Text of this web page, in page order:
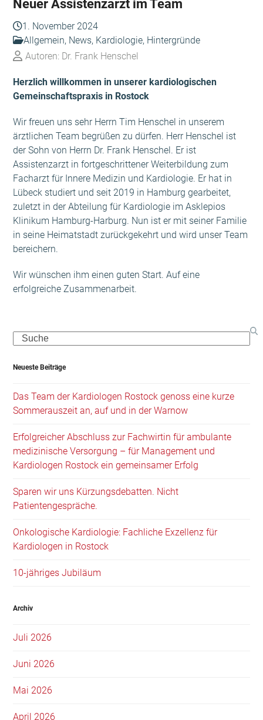
Neuer Assistenzarzt im Team
1. November 2024
Allgemein, News, Kardiologie, Hintergründe
Autoren: Dr. Frank Henschel
Herzlich willkommen in unserer kardiologischen
Gemeinschaftspraxis in Rostock
Wir freuen uns sehr Herrn Tim Henschel in unserem
ärztlichen Team begrüßen zu dürfen. Herr Henschel ist
der Sohn von Herrn Dr. Frank Henschel. Er ist
Assistenzarzt in fortgeschrittener Weiterbildung zum
Facharzt für Innere Medizin und Kardiologie. Er hat in
Lübeck studiert und seit 2019 in Hamburg gearbeitet,
zuletzt in der Abteilung für Kardiologie im Asklepios
Klinikum Hamburg-Harburg. Nun ist er mit seiner Familie
in seine Heimatstadt zurückgekehrt und wird unser Team
bereichern.
Wir wünschen ihm einen guten Start. Auf eine
erfolgreiche Zusammenarbeit.
Search
Neueste Beiträge
Das Team der Kardiologen Rostock genoss eine kurze
Sommerauszeit an, auf und in der Warnow
Erfolgreicher Abschluss zur Fachwirtin für ambulante
medizinische Versorgung – für Management und
Kardiologen Rostock ein gemeinsamer Erfolg
Sparen wir uns Kürzungsdebatten. Nicht
Patientengespräche.
Onkologische Kardiologie: Fachliche Exzellenz für
Kardiologen in Rostock
10-jähriges Jubiläum
Archiv
Juli 2026
Juni 2026
Mai 2026
April 2026